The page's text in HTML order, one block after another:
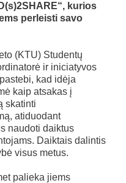
kurios
perleisti savo
(KTU) Studentų
ir iniciatyvos
kad idėja
kaip atsakas į
skatinti
atiduodant
naudoti daiktus
Daiktais dalintis
visus metus.
palieka jiems